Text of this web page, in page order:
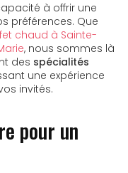
à offrir une
préférences. Que
chaud à Sainte-
, nous sommes là
des spécialités
une expérience
invités.
pour un